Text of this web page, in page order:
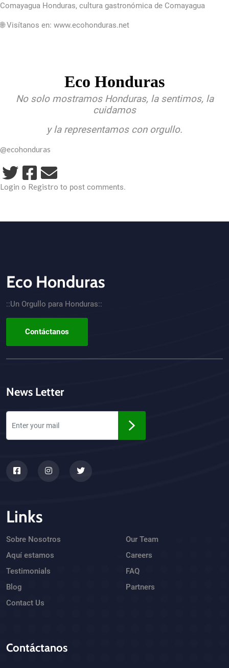
Comayagua Honduras, cultura gastronómica de Comayagua
🌐 Visítanos en: www.ecohonduras.net
Eco Honduras
No solo mostramos Honduras, la sentimos, la
cuidamos
y la representamos con orgullo.
@ecohonduras
Login o Registro to post comments.
CTA - Footer
Eco Honduras
::Un Orgullo para Honduras::
Contáctanos
News Letter
Links
Sobre Nosotros
Aquí estamos
Testimonials
Blog
Contact Us
Our Team
Careers
FAQ
Partners
Contáctanos